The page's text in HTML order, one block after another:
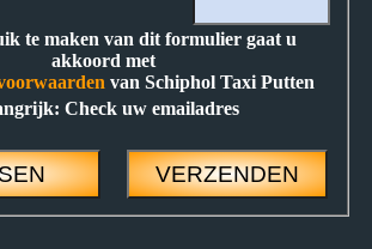
te maken van dit formulier gaat u
akkoord met
van Schiphol Taxi Putten
Check uw emailadres